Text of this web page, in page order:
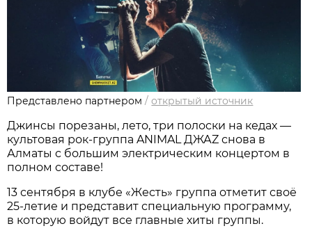
Представлено партнером /открытый источник
Джинсы порезаны, лето, три полоски на кедах —
культовая рок-группа ANIMAL ДЖАZ снова в
Алматы с большим электрическим концертом в
полном составе!
13 сентября в клубе «Жесть» группа отметит своё
25-летие и представит специальную программу,
в которую войдут все главные хиты группы.